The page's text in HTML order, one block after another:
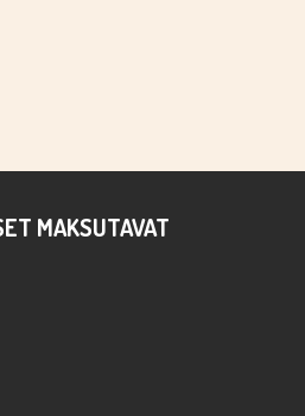
MAKSUTAVAT